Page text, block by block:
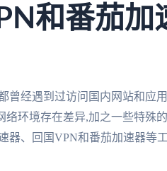
和番茄加
曾经遇到过访问国内网站和应
环境存在差异,加之一些特殊
器、回国VPN和番茄加速器等